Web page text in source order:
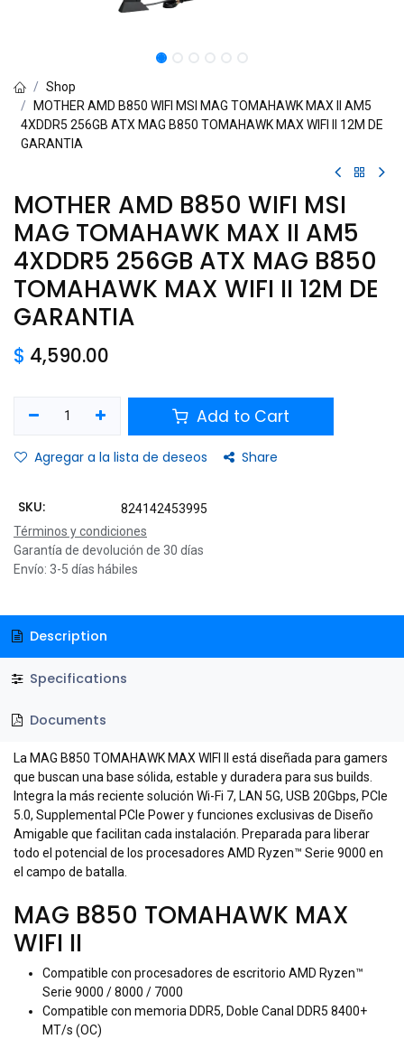
Shop
MOTHER AMD B850 WIFI MSI MAG TOMAHAWK MAX II AM5
4XDDR5 256GB ATX MAG B850 TOMAHAWK MAX WIFI II 12M DE
GARANTIA
MOTHER AMD B850 WIFI MSI
MAG TOMAHAWK MAX II AM5
4XDDR5 256GB ATX MAG B850
TOMAHAWK MAX WIFI II 12M DE
GARANTIA
$ 4,590.00
Add to Cart
Agregar a la lista de deseos Share
SKU:
824142453995
Términos y condiciones
Garantía de devolución de 30 días
Envío: 3-5 días hábiles
Description
Specifications
Documents
La MAG B850 TOMAHAWK MAX WIFI II está diseñada para gamers
que buscan una base sólida, estable y duradera para sus builds.
Integra la más reciente solución Wi-Fi 7, LAN 5G, USB 20Gbps, PCIe
5.0, Supplemental PCIe Power y funciones exclusivas de Diseño
Amigable que facilitan cada instalación. Preparada para liberar
todo el potencial de los procesadores AMD Ryzen™ Serie 9000 en
el campo de batalla.
MAG B850 TOMAHAWK MAX
WIFI II
Compatible con procesadores de escritorio AMD Ryzen™
Serie 9000 / 8000 / 7000
Compatible con memoria DDR5, Doble Canal DDR5 8400+
MT/s (OC)